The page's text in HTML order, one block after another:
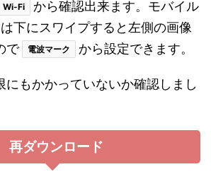
Wi-Fi
から確認出来ます。モバイル
下にスワイプすると左側の画像
で
電波マーク から設定できます。
にもかかっていないか確認しまし
再ダウンロード